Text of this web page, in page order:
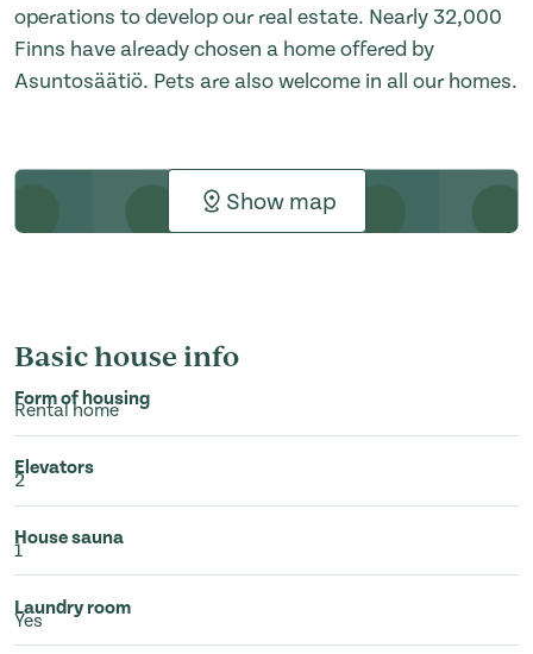
operations to develop our real estate. Nearly 32,000
Finns have already chosen a home offered by
Asuntosäätiö. Pets are also welcome in all our homes.
Show map
Basic house info
Form of housing
Rental home
Elevators
2
House sauna
1
Laundry room
Yes